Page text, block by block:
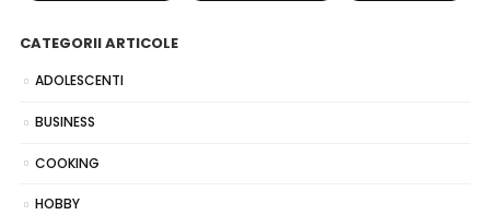
CATEGORII ARTICOLE
ADOLESCENTI
BUSINESS
COOKING
HOBBY